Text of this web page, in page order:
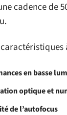
cadence de
en basse
optique et
de l’autofocus